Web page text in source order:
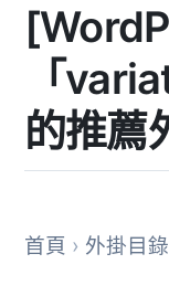
「
的推薦
首頁 › 外掛目錄